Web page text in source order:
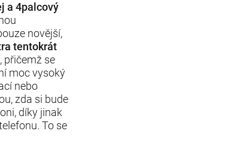
a 4palcový
novější,
tentokrát
přičemž se
moc vysoký
nebo
zda si bude
díky jinak
To se